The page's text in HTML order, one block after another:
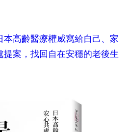
本高齡醫療權威寫給自己、家
提案，找回自在安穩的老後生